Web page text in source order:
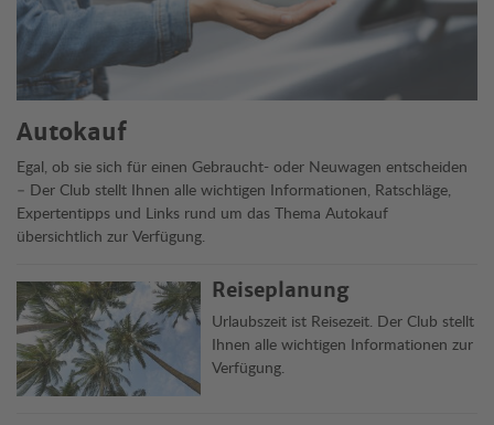
Autokauf
Egal, ob sie sich für einen Gebraucht- oder Neuwagen entscheiden
– Der Club stellt Ihnen alle wichtigen Informationen, Ratschläge,
Expertentipps und Links rund um das Thema Autokauf
übersichtlich zur Verfügung.
Reiseplanung
Urlaubszeit ist Reisezeit. Der Club stellt
Ihnen alle wichtigen Informationen zur
Verfügung.